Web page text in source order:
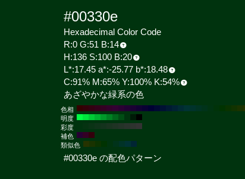
#00330e
Hexadecimal Color Code
R:0 G:51 B:14
H:136 S:100 B:20
L*:17.45 a*:-25.77 b*:18.48
C:91% M:65% Y:100% K:54%
あざやかな緑系の色
色相
明度
彩度
補色
類似色
#00330e の配色パターン